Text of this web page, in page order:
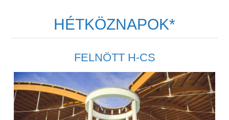
HÉTKÖZNAPOK*
FELNÖTT H-CS